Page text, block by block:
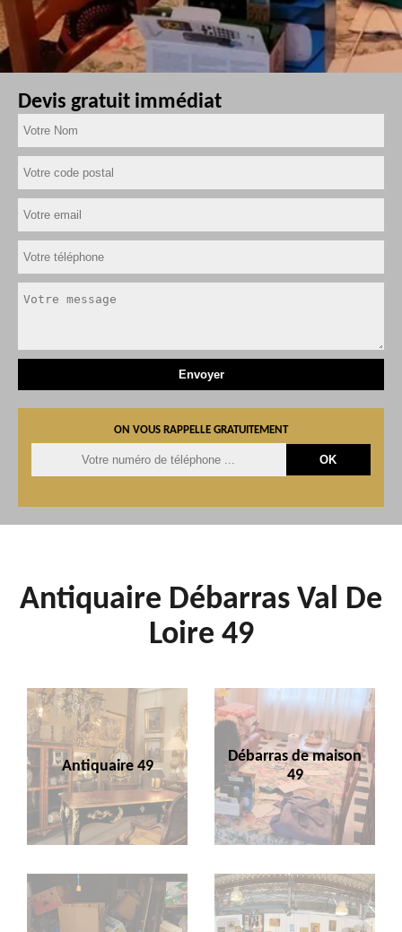
Devis gratuit immédiat
ON VOUS RAPPELLE GRATUITEMENT
Antiquaire Débarras Val De
Loire 49
Antiquaire 49
Débarras de maison
49